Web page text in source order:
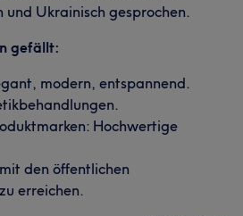
und Ukrainisch gesprochen.
gefällt:
modern, entspannend.
Hochwertige
den öffentlichen
erreichen.